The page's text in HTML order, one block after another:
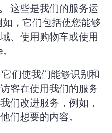
这些是我们的服务运
，它们包括使您能够
、使用购物车或使用
它们使我们能够识别和
客在使用我们的服务
们改进服务，例如，
们想要的内容。